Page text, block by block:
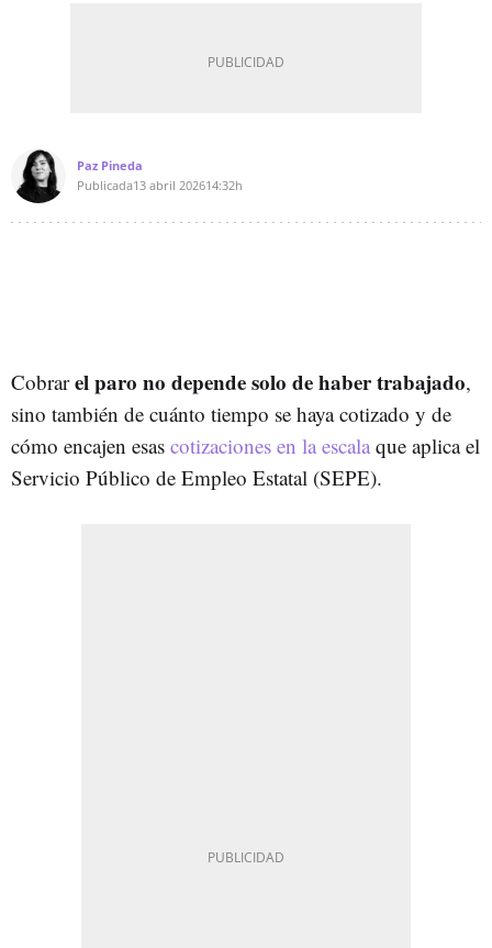
Paz Pineda
Publicada13 abril 202614:32h
Cobrarel paro no depende solo de haber trabajado,
sino también de cuánto tiempo se haya cotizado y de
cómo encajen esas cotizaciones en la escala que aplica el
Servicio Público de Empleo Estatal (SEPE).